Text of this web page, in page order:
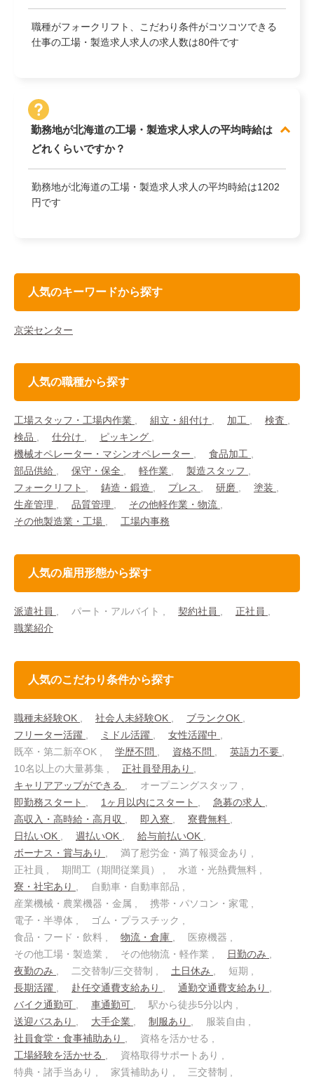
職種がフォークリフト、こだわり条件がコツコツできる
仕事の工場・製造求人求人の求人数は80件です
勤務地が北海道の工場・製造求人求人の平均時給は
どれくらいですか？
勤務地が北海道の工場・製造求人求人の平均時給は1202
円です
人気のキーワードから探す
京栄センター
人気の職種から探す
工場スタッフ・工場内作業 組立・組付け 加工
検査
検品
仕分け
ピッキング
機械オペレーター・マシンオペレーター
食品加工
部品供給
保守・保全 軽作業
製造スタッフ
フォークリフト
鋳造・鍛造 プレス 研磨
塗装
生産管理
品質管理
その他軽作業・物流
その他製造業・工場
工場内事務
人気の雇用形態から探す
派遣社員 パート・アルバイト 契約社員
正社員
職業紹介
人気のこだわり条件から探す
職種未経験OK 社会人未経験OK
ブランクOK
フリーター活躍
ミドル活躍
女性活躍中
既卒・第二新卒OK
学歴不問 資格不問
英語力不要
10名以上の大量募集
正社員登用あり
キャリアアップができる
オープニングスタッフ
即勤務スタート
1ヶ月以内にスタート
急募の求人
高収入・高時給・高月収
即入寮
寮費無料
日払いOK
週払いOK
給与前払いOK
ボーナス・賞与あり
満了慰労金・満了報奨金あり
正社員
期間工（期間従業員）
水道・光熱費無料
寮・社宅あり
自動車・自動車部品
産業機械・農業機器・金属
携帯・パソコン・家電
電子・半導体
ゴム・プラスチック
食品・フード・飲料
物流・倉庫
医療機器
その他工場・製造業
その他物流・軽作業
日勤のみ
夜勤のみ
二交替制/三交替制 土日休み
短期
長期活躍
赴任交通費支給あり
通勤交通費支給あり
バイク通勤可
車通勤可
駅から徒歩5分以内
送迎バスあり
大手企業 制服あり
服装自由
社員食堂・食事補助あり
資格を活かせる
工場経験を活かせる
資格取得サポートあり
特典・諸手当あり
家賃補助あり 三交替制